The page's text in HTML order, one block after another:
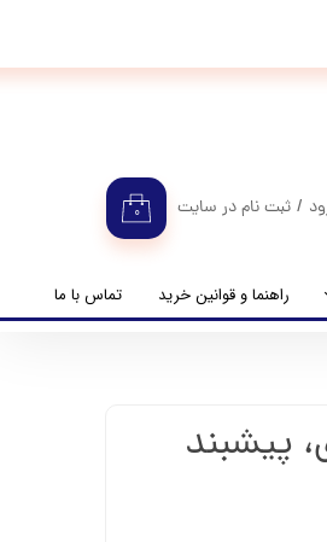
۰ / ثبت نام در سایت
تغییر گذر واژه
راهنما و قوانین خرید تماس با ما